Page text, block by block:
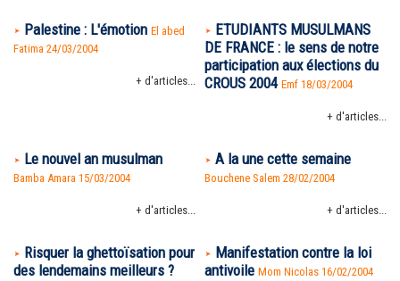
Palestine : L'émotion El abed
Fatima 24/03/2004
+ d'articles...
ETUDIANTS MUSULMANS
DE FRANCE : le sens de notre
participation aux élections du
CROUS 2004 Emf 18/03/2004
+ d'articles...
Le nouvel an musulman
Bamba Amara 15/03/2004
+ d'articles...
A la une cette semaine
Bouchene Salem 28/02/2004
+ d'articles...
Risquer la ghettoïsation pour
des lendemains meilleurs ?
Manifestation contre la loi
antivoile Mom Nicolas 16/02/2004